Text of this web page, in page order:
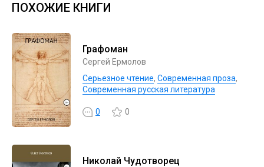
ПОХОЖИЕ КНИГИ
Графоман
Сергей Ермолов
Серьезное чтение, Современная проза,
Современная русская литература
0 0
Николай Чудотворец